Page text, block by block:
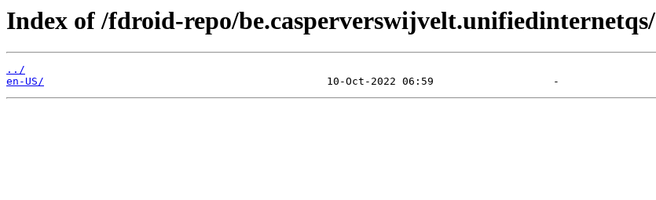
Index of /fdroid-repo/be.casperverswijvelt.unifiedinternetqs/
../
en-US/